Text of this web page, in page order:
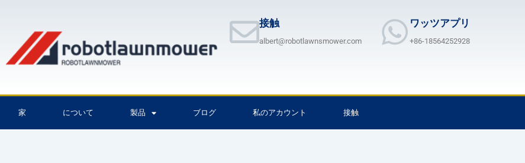
キ
プ
接触
albert@robotlawnsmower.com
ワッツアプリ
+86-18564252928
家 について 製品 ブログ 私のアカウント 接触